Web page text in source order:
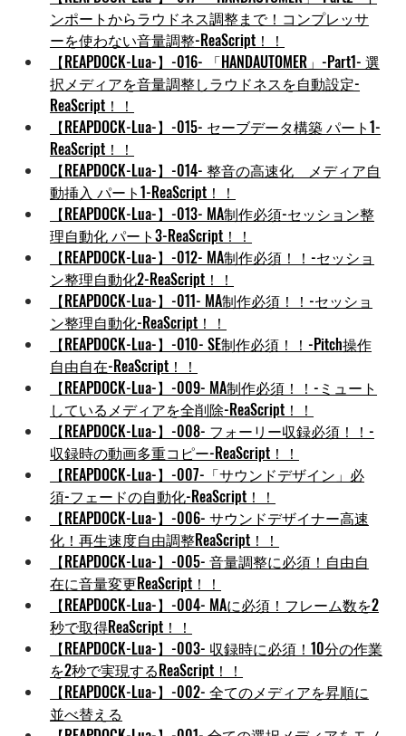
ンポートからラウドネス調整まで！コンプレッサ
ーを使わない音量調整-ReaScript！！
【REAPDOCK-Lua-】-016- 「HANDAUTOMER」-Part1- 選
択メディアを音量調整しラウドネスを自動設定-
ReaScript！！
【REAPDOCK-Lua-】-015- セーブデータ構築 パート1-
ReaScript！！
【REAPDOCK-Lua-】-014- 整音の高速化　メディア自
動挿入 パート1-ReaScript！！
【REAPDOCK-Lua-】-013- MA制作必須-セッション整
理自動化 パート3-ReaScript！！
【REAPDOCK-Lua-】-012- MA制作必須！！-セッショ
ン整理自動化2-ReaScript！！
【REAPDOCK-Lua-】-011- MA制作必須！！-セッショ
ン整理自動化-ReaScript！！
【REAPDOCK-Lua-】-010- SE制作必須！！-Pitch操作
自由自在-ReaScript！！
【REAPDOCK-Lua-】-009- MA制作必須！！-ミュート
しているメディアを全削除-ReaScript！！
【REAPDOCK-Lua-】-008- フォーリー収録必須！！-
収録時の動画多重コピー-ReaScript！！
【REAPDOCK-Lua-】-007-「サウンドデザイン」必
須-フェードの自動化-ReaScript！！
【REAPDOCK-Lua-】-006- サウンドデザイナー高速
化！再生速度自由調整ReaScript！！
【REAPDOCK-Lua-】-005- 音量調整に必須！自由自
在に音量変更ReaScript！！
【REAPDOCK-Lua-】-004- MAに必須！フレーム数を2
秒で取得ReaScript！！
【REAPDOCK-Lua-】-003- 収録時に必須！10分の作業
を2秒で実現するReaScript！！
【REAPDOCK-Lua-】-002- 全てのメディアを昇順に
並べ替える